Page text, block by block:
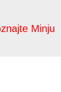
Minju